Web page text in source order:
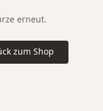
erneut.
zum Shop